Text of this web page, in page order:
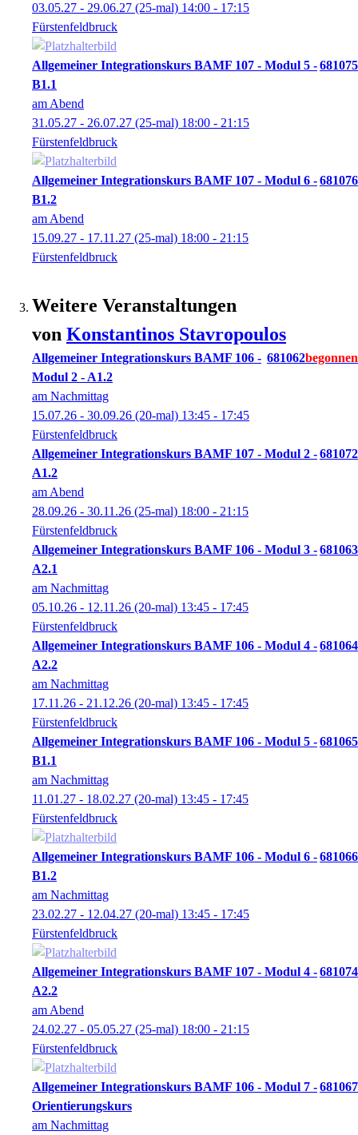
03.05.27 - 29.06.27 (25-mal) 14:00 - 17:15
Fürstenfeldbruck
Allgemeiner Integrationskurs BAMF 107 - Modul 5 -
B1.1
681075
am Abend
31.05.27 - 26.07.27 (25-mal) 18:00 - 21:15
Fürstenfeldbruck
Allgemeiner Integrationskurs BAMF 107 - Modul 6 -
B1.2
681076
am Abend
15.09.27 - 17.11.27 (25-mal) 18:00 - 21:15
Fürstenfeldbruck
Weitere Veranstaltungen
von Konstantinos Stavropoulos
Allgemeiner Integrationskurs BAMF 106 -
Modul 2 - A1.2
681062
am Nachmittag
15.07.26 - 30.09.26 (20-mal) 13:45 - 17:45
Fürstenfeldbruck
Allgemeiner Integrationskurs BAMF 107 - Modul 2 -
A1.2
681072
am Abend
28.09.26 - 30.11.26 (25-mal) 18:00 - 21:15
Fürstenfeldbruck
Allgemeiner Integrationskurs BAMF 106 - Modul 3 -
A2.1
681063
am Nachmittag
05.10.26 - 12.11.26 (20-mal) 13:45 - 17:45
Fürstenfeldbruck
Allgemeiner Integrationskurs BAMF 106 - Modul 4 -
A2.2
681064
am Nachmittag
17.11.26 - 21.12.26 (20-mal) 13:45 - 17:45
Fürstenfeldbruck
Allgemeiner Integrationskurs BAMF 106 - Modul 5 -
B1.1
681065
am Nachmittag
11.01.27 - 18.02.27 (20-mal) 13:45 - 17:45
Fürstenfeldbruck
Allgemeiner Integrationskurs BAMF 106 - Modul 6 -
B1.2
681066
am Nachmittag
23.02.27 - 12.04.27 (20-mal) 13:45 - 17:45
Fürstenfeldbruck
Allgemeiner Integrationskurs BAMF 107 - Modul 4 -
A2.2
681074
am Abend
24.02.27 - 05.05.27 (25-mal) 18:00 - 21:15
Fürstenfeldbruck
Allgemeiner Integrationskurs BAMF 106 - Modul 7 -
Orientierungskurs
681067
am Nachmittag